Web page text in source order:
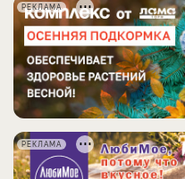
РЕКЛАМА
РЕКЛАМА